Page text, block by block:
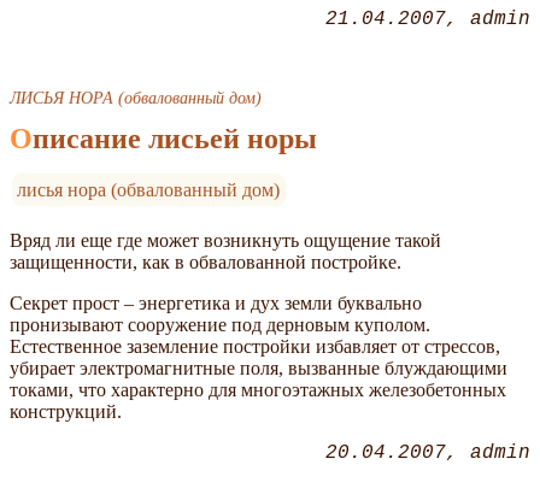
21.04.2007 admin
ЛИСЬЯ НОРА (обвалованный дом)
Описание лисьей норы
лисья нора (обвалованный дом)
Вряд ли еще где может возникнуть ощущение такой
защищенности, как в обвалованной постройке.
Секрет прост – энергетика и дух земли буквально
пронизывают сооружение под дерновым куполом.
Естественное заземление постройки избавляет от стрессов,
убирает электромагнитные поля, вызванные блуждающими
токами, что характерно для многоэтажных железобетонных
конструкций.
20.04.2007 admin